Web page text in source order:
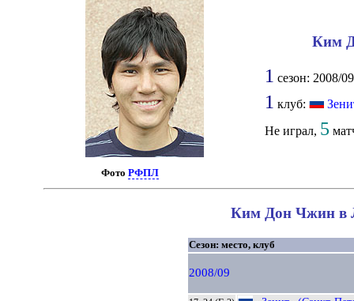
ФотоРФПЛ
Ким
1 сезон: 2008/
1 клуб:
Не играл, 5
Ким Дон Чжин в
Сезон: место, клуб
2008/09